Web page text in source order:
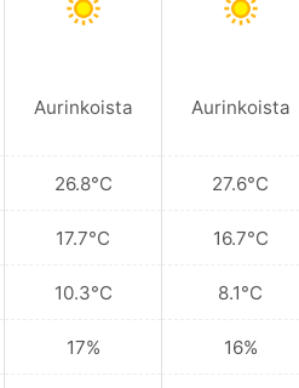
Aurinkoista
26.8°C
17.7°C
10.3°C
17%
Aurinkoista
27.6°C
16.7°C
8.1°C
16%